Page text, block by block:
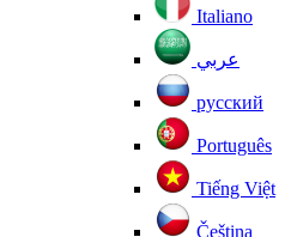
Italiano
عربي
русский
Português
Tiếng Việt
Čeština